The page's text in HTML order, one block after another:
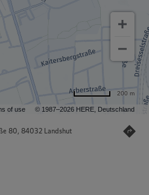
of use © 1987–2026 HERE, Deutschland
200 m
80, 84032 Landshut